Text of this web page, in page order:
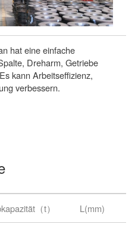
hat eine einfache
Dreharm, Getriebe
kann Arbeitseffizienz,
verbessern.
（t） L(mm)